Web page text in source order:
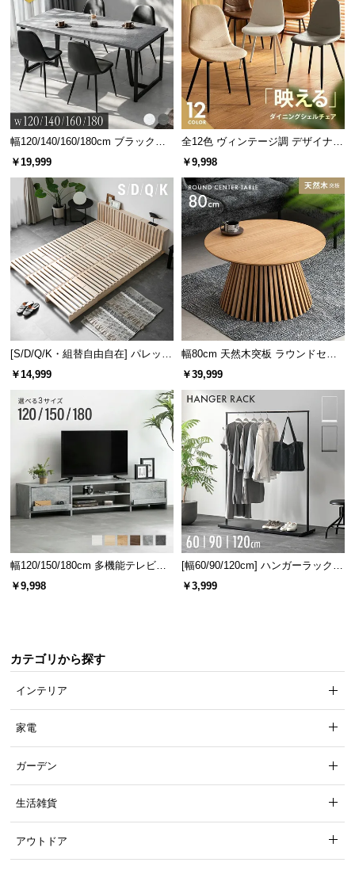
幅120/140/160/180cm ブラックフ
レーム ダイニング 大理石調 4人掛
￥19,999
全12色 ヴィンテージ調 デザイナー
ズシェルチェア
￥9,998
[S/D/Q/K・組替自由自在] パレット
ベッド 8/12/16枚セット
￥14,999
幅80cm 天然木突板 ラウンドセン
ターテーブル 美しい格子デザイン
￥39,999
幅120/150/180cm 多機能テレビボ
ード 木目/石目調 オープン収納・
￥9,998
[幅60/90/120cm] ハンガーラック
スチール 4段階高さ調節 サイドフ
￥3,999
カテゴリから探す
インテリア
家電
ガーデン
生活雑貨
アウトドア